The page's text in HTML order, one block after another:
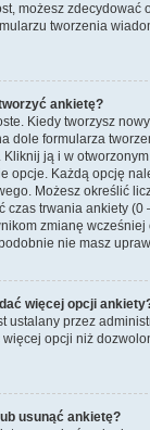
możesz
tworzenia
ankietę?
Kiedy tworzysz
dole formularza
. Kliknij ją i w
opcje. Każdą opcję
Możesz określić
czas trwania ankiety (0
zmianę wcześniej
nie masz
więcej opcji
ustalany przez
opcji niż
usunąć ankietę?